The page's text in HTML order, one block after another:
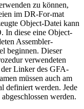
zu können,
im DR-For-mat
Object-Datei kann
In diese eine Object-
Assembler-
beginnen. Dieser
verwendeten
Linker des GFA-
müssen auch am
definiert werden. Jede
werden.